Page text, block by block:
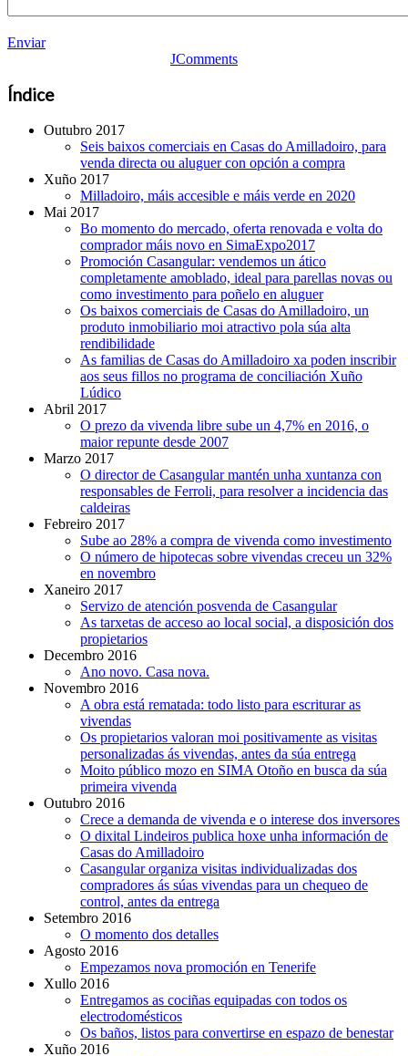
Enviar
JComments
Índice
Outubro 2017
Seis baixos comerciais en Casas do Amilladoiro, para
venda directa ou aluguer con opción a compra
Xuño 2017
Milladoiro, máis accesible e máis verde en 2020
Mai 2017
Bo momento do mercado, oferta renovada e volta do
comprador máis novo en SimaExpo2017
Promoción Casangular: vendemos un ático
completamente amoblado, ideal para parellas novas ou
como investimento para poñelo en aluguer
Os baixos comerciais de Casas do Amilladoiro, un
produto inmobiliario moi atractivo pola súa alta
rendibilidade
As familias de Casas do Amilladoiro xa poden inscribir
aos seus fillos no programa de conciliación Xuño
Lúdico
Abril 2017
O prezo da vivenda libre sube un 4,7% en 2016, o
maior repunte desde 2007
Marzo 2017
O director de Casangular mantén unha xuntanza con
responsables de Ferroli, para resolver a incidencia das
caldeiras
Febreiro 2017
Sube ao 28% a compra de vivenda como investimento
O número de hipotecas sobre vivendas creceu un 32%
en novembro
Xaneiro 2017
Servizo de atención posvenda de Casangular
As tarxetas de acceso ao local social, a disposición dos
propietarios
Decembro 2016
Ano novo. Casa nova.
Novembro 2016
A obra está rematada: todo listo para escriturar as
vivendas
Os propietarios valoran moi positivamente as visitas
personalizadas ás vivendas, antes da súa entrega
Moito público mozo en SIMA Otoño en busca da súa
primeira vivenda
Outubro 2016
Crece a demanda de vivenda e o interese dos inversores
O dixital Lindeiros publica hoxe unha información de
Casas do Amilladoiro
Casangular organiza visitas individualizadas dos
compradores ás súas vivendas para un chequeo de
control, antes da entrega
Setembro 2016
O momento dos detalles
Agosto 2016
Empezamos nova promoción en Tenerife
Xullo 2016
Entregamos as cociñas equipadas con todos os
electrodomésticos
Os baños, listos para convertirse en espazo de benestar
Xuño 2016